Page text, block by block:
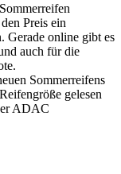
Preis ein
Gerade online gibt es
auch für die
Sommerreifens
gelesen
ADAC